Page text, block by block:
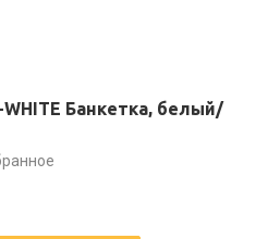
WHITE Банкетка, белый/